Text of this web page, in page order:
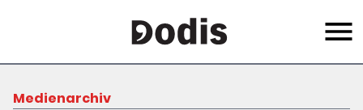
content
Menu
Medienarchiv